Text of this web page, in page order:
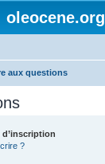
oleocene.org
aux questions
?